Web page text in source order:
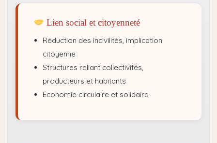
Lien social et citoyenneté
Réduction des incivilités, implication
citoyenne
Structures reliant collectivités,
producteurs et habitants
Économie circulaire et solidaire